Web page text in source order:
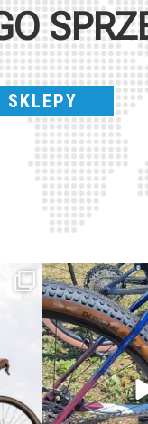
SKLEPY
ghiaia,
Torpado ai
...
116